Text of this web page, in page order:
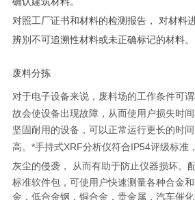
对照工厂证书和材料的检测报告， 对材料
辨别不可追溯性材料或未正确标记的材料。
废料分拣
对于电子设备来说，废料场的工作条件可
故会使设备出现故障，从而使用户损失时间
坚固耐用的设备，可以正常运行更长的时
高。 *手持式XRF分析仪符合IP54评级标准
灰尘的侵袭， 从而有助于防止仪器损坏。
标准软件包，可使用户快速测量各种合金
金，低合金钢，铜合金，贵金属，汽车催